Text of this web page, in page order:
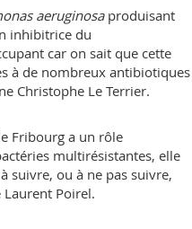
aeruginosaproduisant
inhibitrice du
car on sait que cette
à de nombreux antibiotiques
Christophe Le Terrier.
Fribourg a un rôle
multirésistantes, elle
suivre, ou à ne pas suivre,
Poirel.